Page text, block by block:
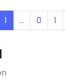
1 ... 0 1